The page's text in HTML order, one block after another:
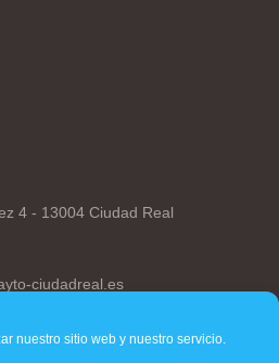
nuestro sitio web y nuestro servicio.
4 - 13004 Ciudad Real
ciudadreal.es